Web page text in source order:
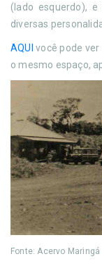
(lado esquerdo),
diversas
AQUIvocê pode
o mesmo espaço,
Fonte: Acervo